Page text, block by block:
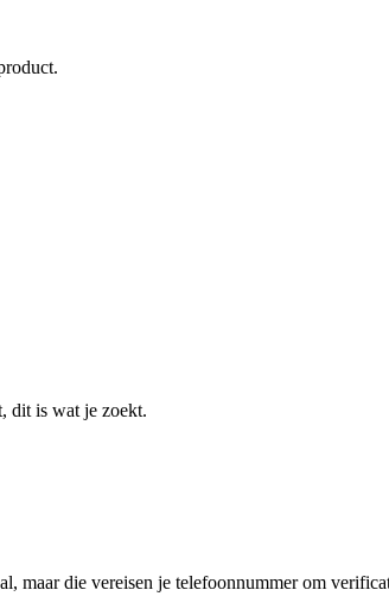
dit is wat je zoekt.
maar die vereisen je telefoonnummer om